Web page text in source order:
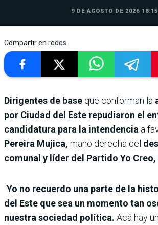
9 DE AGOSTO DE 2026 18:15
Compartir en redes
Dirigentes de base que conforman la
por Ciudad del Este repudiaron el
candidatura para la intendencia a
Pereira Mujica, mano derecha del
comunal y líder del Partido Yo
“Yo no recuerdo una parte de la
del Este que sea un momento tan
nuestra sociedad política. Acá hay